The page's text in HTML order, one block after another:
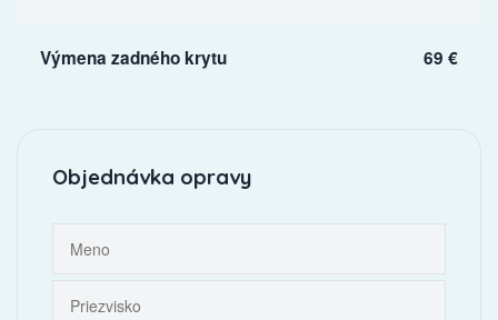
Výmena zadného krytu 69 €
Objednávka opravy